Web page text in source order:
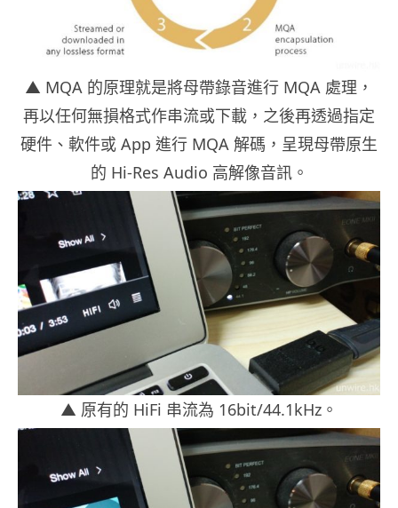
▲ MQA 的原理就是將母帶錄音進行 MQA 處理，
再以任何無損格式作串流或下載，之後再透過指定
硬件、軟件或 App 進行 MQA 解碼，呈現母帶原生
的 Hi-Res Audio 高解像音訊。
▲ 原有的 HiFi 串流為 16bit/44.1kHz。